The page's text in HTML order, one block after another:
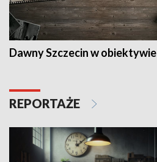
Dawny Szczecin w obiektywie
REPORTAŻE